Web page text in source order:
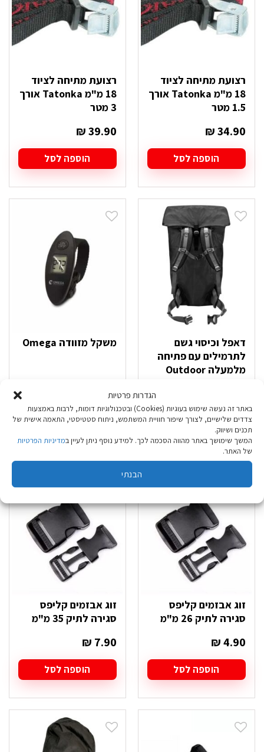
הגדרות פרטיות
באתר זה נעשה שימוש בעוגיות (Cookies) ובטכנולוגיות דומות, לרבות באמצעות
צדדים שלישיים, לצורך שיפור חוויית המשתמש, ניתוח סטטיסטי, התאמה אישית של
תכנים ושיווק.
המשך שימושך באתר מהווה הסכמה לכך. למידע נוסף ניתן לעיין במדיניות הפרטיות
של האתר.
הבנתי
רצועת מתיחה לציוד
18 מ"מ Tatonka אורך
1.5 מטר
₪34.90
הוספה לסל
רצועת מתיחה לציוד
18 מ"מ Tatonka אורך
3 מטר
₪39.90
הוספה לסל
דאפל וכיסוי גשם
לתרמילים עם פתיחה
מלמעלה Outdoor
הוספה לסל
משקל מזוודה Omega
29.90
הוספה לסל
זוג אבזמים קליפס
סגירה לתיק 26 מ"מ
₪4.90
הוספה לסל
זוג אבזמים קליפס
סגירה לתיק 35 מ"מ
₪ 7.90
הוספה לסל